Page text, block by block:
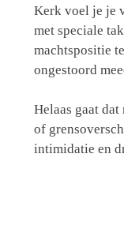
Kerk voel je je
met speciale
machtspositie
ongestoord
Helaas gaat
of
intimidatie en